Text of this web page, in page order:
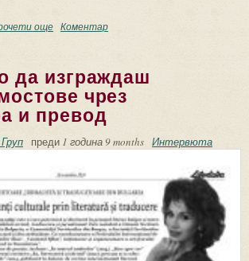
още about Станка Николова: “Родината
Коментар
да изграждаш
чрез
и превод
преди 1 година 9 months Интервюта